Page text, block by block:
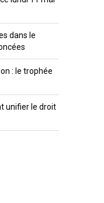
dans le
: le trophée
unifier le droit